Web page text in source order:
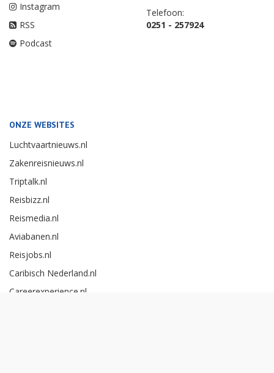
Instagram
RSS
Podcast
Telefoon:
0251 - 257924
ONZE WEBSITES
Luchtvaartnieuws.nl
Zakenreisnieuws.nl
Triptalk.nl
Reisbizz.nl
Reismedia.nl
Aviabanen.nl
Reisjobs.nl
Caribisch Nederland.nl
Careerexperience.nl